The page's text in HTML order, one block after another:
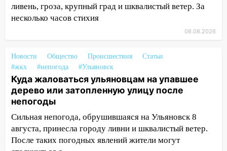
14:12 Куда жаловаться ульяновцам на
упавшее дерево или затопленную улицу
ветром сорвало опалубку со
строящегося дома
13:54 В мэрии Ульяновска рассказали,
как устраняют последствия мощного
шторма
13:49 Стихия продолжает крушить
Ульяновск: дерево рухнуло на дом на
ливень, гроза, крупный град и шквалистый ветер. За
несколько часов стихия
08.08.2026
Новости Общество Происшествия
Статьи
#жкх
#непогода #Ульяновск
Куда жаловаться ульяновцам на упавшее
дерево или затопленную улицу после
непогоды
Сильная непогода, обрушившаяся на Ульяновск 8
августа, принесла городу ливни и шквалистый ветер.
После таких погодных явлений жители могут